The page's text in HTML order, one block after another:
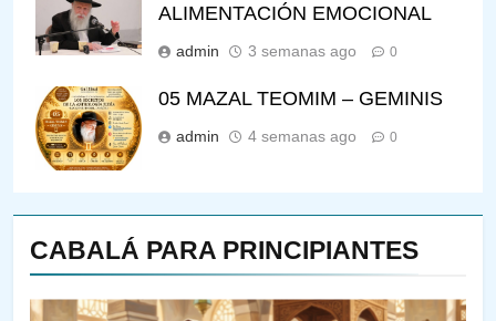
CABALÁ PARA PRINCIPIANTES
ALIMENTACIÓN EMOCIONAL
admin 3 semanas ago 0
05 MAZAL TEOMIM – GEMINIS
admin 4 semanas ago 0